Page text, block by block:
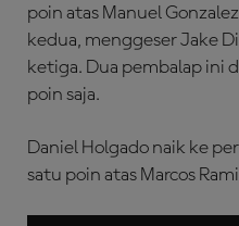
poin atas Manuel
kedua, menggeser Jake
ketiga. Dua pembalap ini
poin saja.
Daniel Holgado naik ke
satu poin atas Marcos